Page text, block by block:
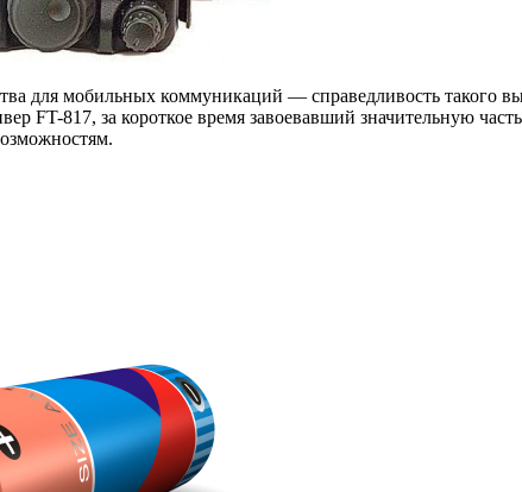
для мобильных коммуникаций — справедливость такого
FT-817, за короткое время завоевавший значительную часть